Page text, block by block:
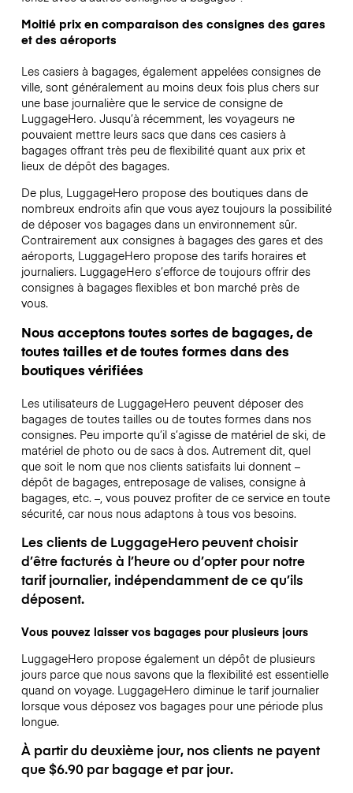
Moitié prix en comparaison des consignes des gares
et des aéroports
Les casiers à bagages, également appelées consignes de
ville, sont généralement au moins deux fois plus chers sur
une base journalière que le service de consigne de
LuggageHero. Jusqu’à récemment, les voyageurs ne
pouvaient mettre leurs sacs que dans ces casiers à
bagages offrant très peu de flexibilité quant aux prix et
lieux de dépôt des bagages.
De plus, LuggageHero propose des boutiques dans de
nombreux endroits afin que vous ayez toujours la possibilité
de déposer vos bagages dans un environnement sûr.
Contrairement aux consignes à bagages des gares et des
aéroports, LuggageHero propose des tarifs horaires et
journaliers. LuggageHero s’efforce de toujours offrir des
consignes à bagages flexibles et bon marché près de
vous.
Nous acceptons toutes sortes de bagages, de
toutes tailles et de toutes formes dans des
boutiques vérifiées
Les utilisateurs de LuggageHero peuvent déposer des
bagages de toutes tailles ou de toutes formes dans nos
consignes. Peu importe qu’il s’agisse de matériel de ski, de
matériel de photo ou de sacs à dos. Autrement dit, quel
que soit le nom que nos clients satisfaits lui donnent –
dépôt de bagages, entreposage de valises, consigne à
bagages, etc. –, vous pouvez profiter de ce service en toute
sécurité, car nous nous adaptons à tous vos besoins.
Les clients de LuggageHero peuvent choisir
d’être facturés à l’heure ou d’opter pour notre
tarif journalier, indépendamment de ce qu’ils
déposent.
Vous pouvez laisser vos bagages pour plusieurs jours
LuggageHero propose également un dépôt de plusieurs
jours parce que nous savons que la flexibilité est essentielle
quand on voyage. LuggageHero diminue le tarif journalier
lorsque vous déposez vos bagages pour une période plus
longue.
À partir du deuxième jour, nos clients ne payent
que $6.90 par bagage et par jour.